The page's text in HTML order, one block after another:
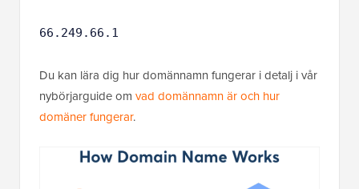
66.249.66.1
Du kan lära dig hur domännamn fungerar i detalj i vår
nybörjarguide om vad domännamn är och hur
domäner fungerar.